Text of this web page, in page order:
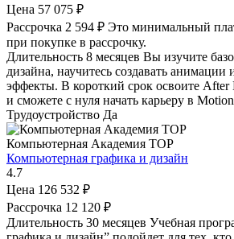
Цена 57 075 ₽
Рассрочка 2 594 ₽ Это минимальный
при покупке в рассрочку.
Длительность 8 месяцев Вы изучите
дизайна, научитесь создавать анимации
эффекты. В короткий срок освоите
и сможете с нуля начать карьеру в
Трудоустройство Да
Компьютерная Академия TOP
Компьютерная графика и дизайн
4.7
Цена 126 532 ₽
Рассрочка 12 120 ₽
Длительность 30 месяцев Учебная